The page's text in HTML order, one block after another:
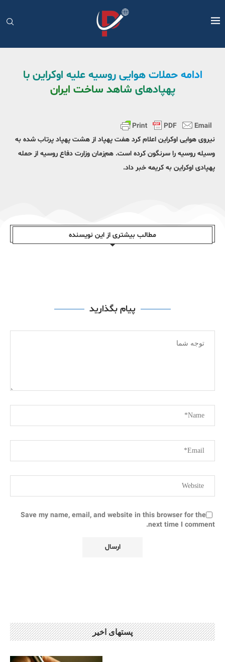
ادامه حملات هوایی روسیه علیه اوکراین با
پهپادهای شاهد ساخت ایران
نیروی هوایی اوکراین اعلام کرد هفت پهپاد از هشت پهپاد پرتاب شده به
وسیله روسیه را سرنگون کرده است. هم‌زمان وزارت دفاع روسیه از حمله
پهپادی اوکراین به کریمه خبر داد.
مطالب بیشتری از این نویسندە
پیام بگذارید
Save my name, email, and website in this browser for the
next time I comment.
پستهای اخیر